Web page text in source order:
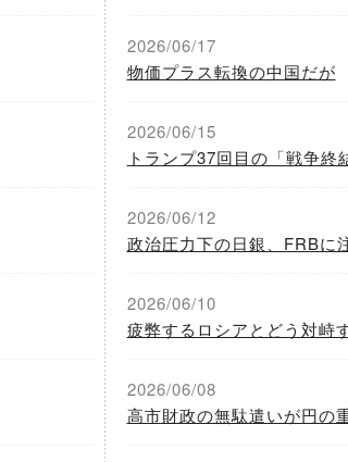
2026/06/17
物価プラス転換の中国だが
2026/06/15
トランプ37回目の「戦争終
2026/06/12
政治圧力下の日銀、FRBに
2026/06/10
疲弊するロシアとどう対峙
2026/06/08
高市財政の無駄遣いが円の